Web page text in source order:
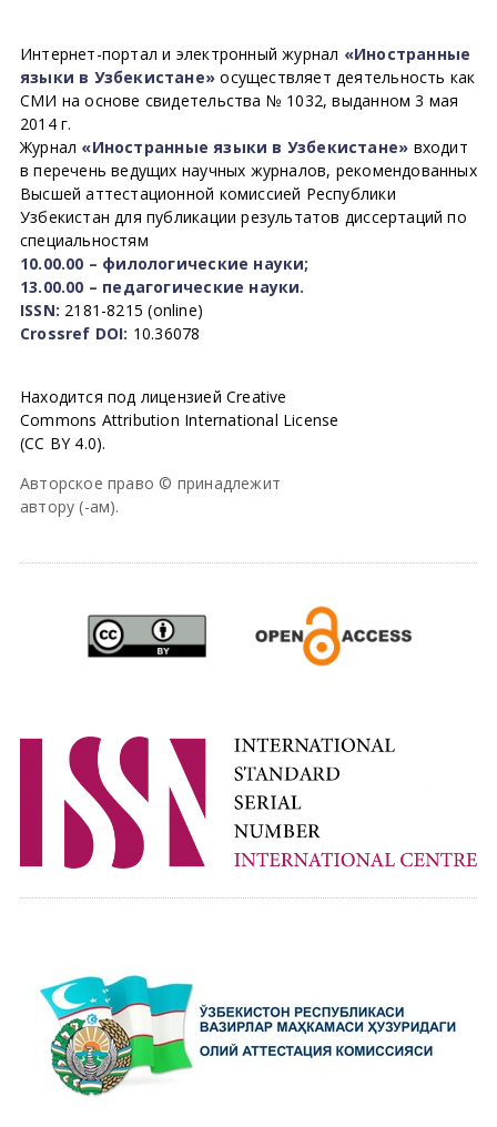
Интернет-портал и электронный журнал «Иностранные
языки в Узбекистане» осуществляет деятельность как
СМИ на основе свидетельства № 1032, выданном 3 мая
2014 г.
Журнал «Иностранные языки в Узбекистане» входит
в перечень ведущих научных журналов, рекомендованных
Высшей аттестационной комиссией Республики
Узбекистан для публикации результатов диссертаций по
специальностям
10.00.00 – филологические науки;
13.00.00 – педагогические науки.
ISSN: 2181-8215 (online)
Crossref DOI: 10.36078
Находится под лицензией Creative
Commons Attribution International License
(CC BY 4.0).
Авторское право © принадлежит
автору (-ам).